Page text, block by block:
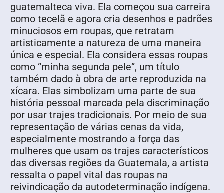
guatemalteca viva. Ela começou sua carreira
como tecelã e agora cria desenhos e padrões
minuciosos em roupas, que retratam
artisticamente a natureza de uma maneira
única e especial. Ela considera essas roupas
como “minha segunda pele”, um título
também dado à obra de arte reproduzida na
xícara. Elas simbolizam uma parte de sua
história pessoal marcada pela discriminação
por usar trajes tradicionais. Por meio de sua
representação de várias cenas da vida,
especialmente mostrando a força das
mulheres que usam os trajes característicos
das diversas regiões da Guatemala, a artista
ressalta o papel vital das roupas na
reivindicação da autodeterminação indígena.